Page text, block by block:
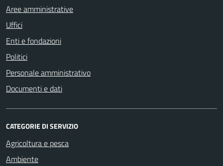
Aree amministrative
Uffici
Enti e fondazioni
Politici
Personale amministrativo
Documenti e dati
CATEGORIE DI SERVIZIO
Agricoltura e pesca
Ambiente